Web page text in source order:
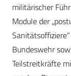
militärischer
Module der
Bundeswehr
Teilstreitkräfte